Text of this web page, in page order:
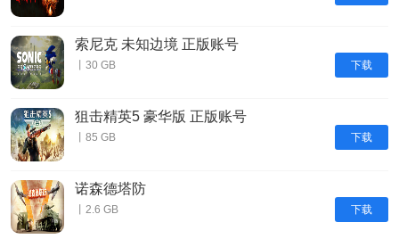
下载
索尼克 未知边境 正版账号
丨30 GB
下载
狙击精英5 豪华版 正版账号
丨85 GB
下载
诺森德塔防
丨2.6 GB